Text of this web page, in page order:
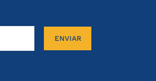
ENVIAR